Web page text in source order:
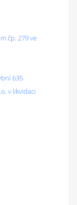
čp. 279 ve
635
v likvidaci